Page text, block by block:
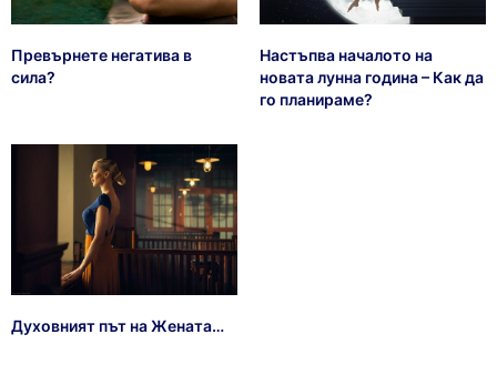
Превърнете негатива в
сила?
Настъпва началото на
новата лунна година – Как да
го планираме?
Духовният път на Жената…